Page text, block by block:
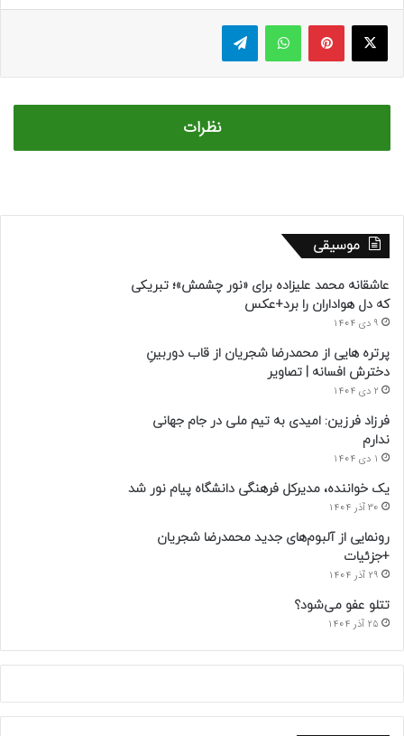
ایکس پینتریستواتس آپ تلگرام
نظرات
موسیقی
عاشقانه محمد علیزاده برای «نور چشمش»؛ تبریکی
که دل هواداران را برد+عکس
9 دی 1404
پرتره هایی از محمدرضا شجریان از قاب دوربینِ
دخترش افسانه | تصاویر
2 دی 1404
فرزاد فرزین: امیدی به تیم ملی در جام جهانی
ندارم
1 دی 1404
یک خواننده، مدیرکل فرهنگی دانشگاه پیام نور شد
30 آذر 1404
رونمایی از آلبوم‌های جدید محمدرضا شجریان
+جزئیات
29 آذر 1404
تتلو عفو می‌شود؟
25 آذر 1404